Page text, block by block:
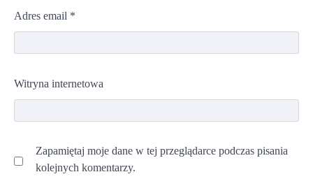
Adres email *
Witryna internetowa
Zapamiętaj moje dane w tej przeglądarce podczas pisania
kolejnych komentarzy.